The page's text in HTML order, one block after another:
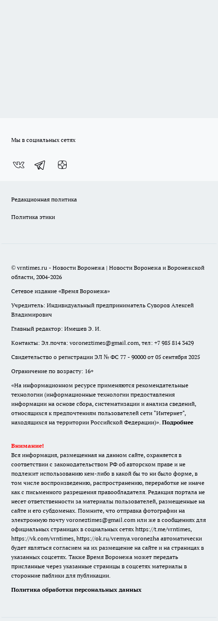
Мы в социальных сетях
Редакционная политика
Политика этики
© vrntimes.ru - Новости Воронежа | Новости Воронежа и Воронежской
области, 2004-2026
Сетевое издание «Время Воронежа»
Учредитель: Индивидуальный предприниматель Суворов Алексей
Владимирович
Главный редактор: Имешев Э. И.
Контакты: Эл.почта: voroneztimes@gmail.com, тел: +7 985 814 3429
Свидетельство о регистрации ЭЛ № ФС 77 - 90000 от 05 сентября 2025
Ограничение по возрасту: 16+
«На информационном ресурсе применяются рекомендательные
технологии (информационные технологии предоставления
информации на основе сбора, систематизации и анализа сведений,
относящихся к предпочтениям пользователей сети "Интернет",
находящихся на территории Российской Федерации)». Подробнее
Внимание!
Вся информация, размещенная на данном сайте, охраняется в
соответствии с законодательством РФ об авторском праве и не
подлежит использованию кем-либо в какой бы то ни было форме, в
том числе воспроизведению, распространению, переработке не иначе
как с письменного разрешения правообладателя. Редакция портала не
несет ответственности за материалы пользователей, размещенные на
сайте и его субдоменах. Помните, что отправка фотографии на
электронную почту voroneztimes@gmail.com или же в сообщениях для
официальных страницах в социальных сетях https://t.me/vrntimes,
https://vk.com/vrntimes, https://ok.ru/vremya.voronezha автоматически
будет являться согласием на их размещение на сайте и на страницах в
указанных соцсетях. Также Время Воронежа может передать
присланные через указанные страницы в соцсетях материалы в
сторонние паблики для публикации.
Политика обработки персональных данных